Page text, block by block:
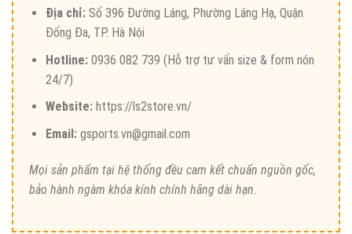
Địa chỉ:Số 396 Đường Láng, Phường Láng Hạ, Quận
Đống Đa, TP. Hà Nội
Hotline:0936 082 739 (Hỗ trợ tư vấn size & form nón
24/7)
Website:https://ls2store.vn/
Email:gsports.vn@gmail.com
Mọi sản phẩm tại hệ thống đều cam kết chuẩn nguồn gốc,
bảo hành ngàm khóa kính chính hãng dài hạn.